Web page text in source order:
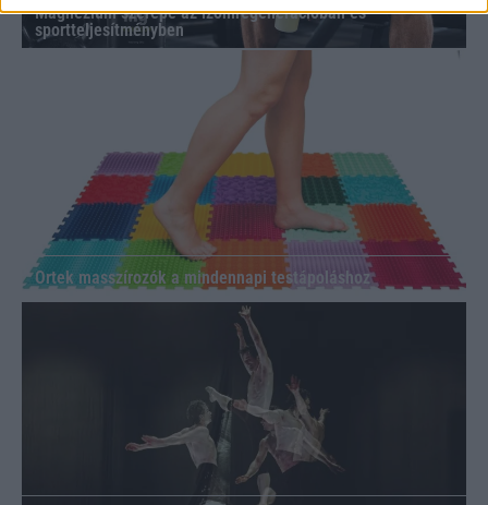
Magnézium szerepe az izomregenerációban és
sportteljesítményben
Ortek masszírozók a mindennapi testápoláshoz